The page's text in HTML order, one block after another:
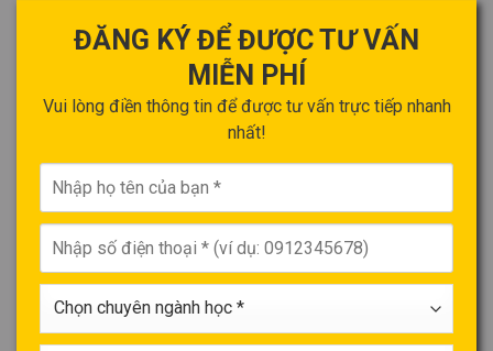
ĐĂNG KÝ ĐỂ ĐƯỢCTƯ VẤN
MIỄN PHÍ
Vui lòng điền thông tin để được tư vấn trực tiếp nhanh
nhất!
họ
tên
của
*
số
điện
thoại
chuyên
ngành